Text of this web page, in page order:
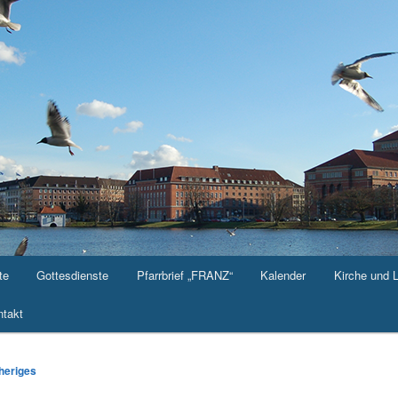
Gottesdienste Pfarrbrief „FRANZ“ Kalender Kirche und